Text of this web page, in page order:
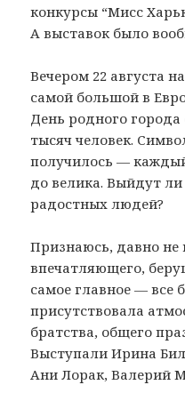
конкурсы “Мисс
А выставок было
Вечером 22 августа
самой большой в
День родного города
тысяч человек.
получилось —
до велика. Выйдут
радостных людей?
Признаюсь, давно не
впечатляющего,
самое главное — все
присутствовала
братства, общего
Выступали Ирина
Ани Лорак, Валерий